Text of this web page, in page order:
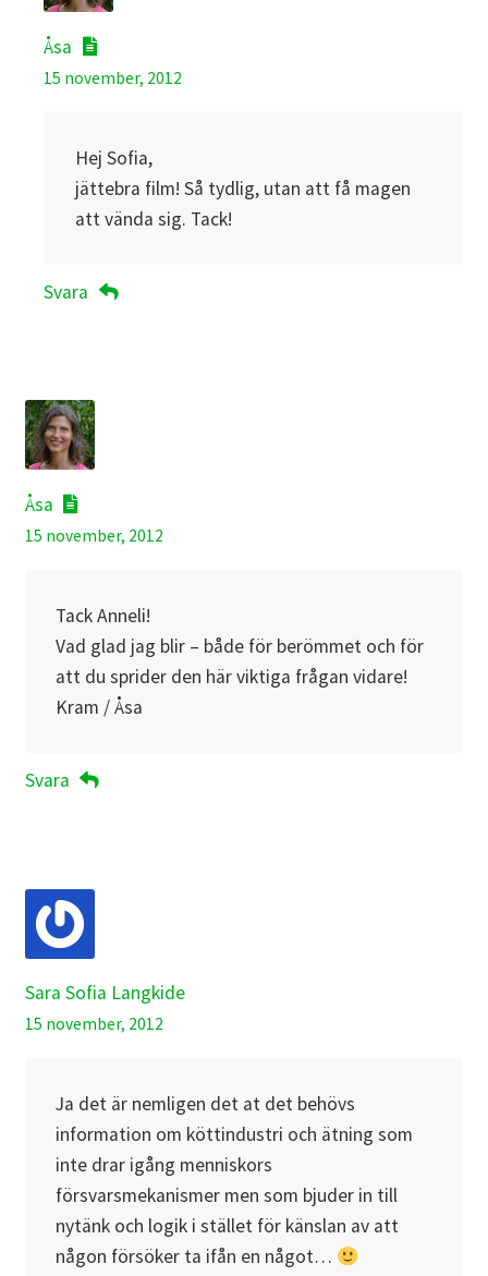
Åsa
15 november, 2012
Hej Sofia,
jättebra film! Så tydlig, utan att få magen
att vända sig. Tack!
Svara
Åsa
15 november, 2012
Tack Anneli!
Vad glad jag blir – både för berömmet och för
att du sprider den här viktiga frågan vidare!
Kram / Åsa
Svara
Sara Sofia Langkide
15 november, 2012
Ja det är nemligen det at det behövs
information om köttindustri och ätning som
inte drar igång menniskors
försvarsmekanismer men som bjuder in till
nytänk och logik i stället för känslan av att
någon försöker ta ifån en något…